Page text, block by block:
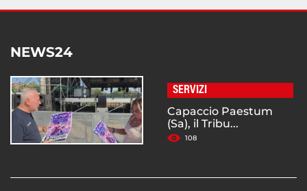
NEWS24
SERVIZI
Capaccio Paestum
(Sa), il Tribu...
108